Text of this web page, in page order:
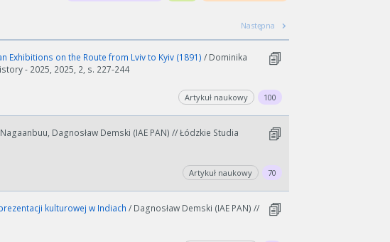
Następna
Exhibitions on the Route from Lviv to Kyiv (1891) / Dominika
- 2025, 2025, 2, s. 227-244
Artykuł naukowy 100
Dagnosław Demski (IAE PAN) // Łódzkie Studia
Artykuł naukowy 70
kulturowej w Indiach / Dagnosław Demski (IAE PAN) //